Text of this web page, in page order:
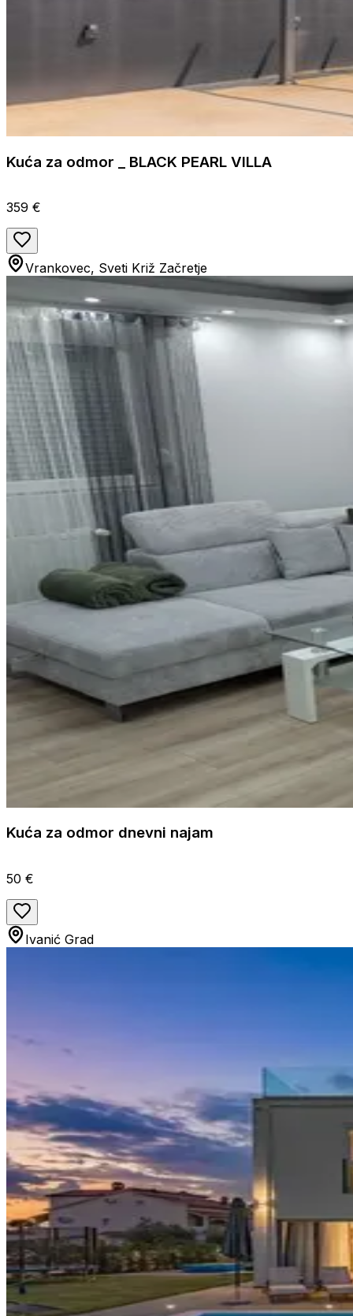
Kuća za odmor _ BLACK PEARL VILLA
359 €
Vrankovec, Sveti Križ Začretje
Kuća za odmor dnevni najam
50 €
Ivanić Grad